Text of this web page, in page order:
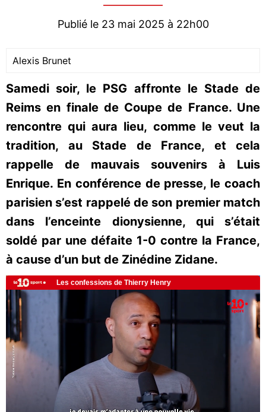
Publié le 23 mai 2025 à 22h00
Alexis Brunet
Samedi soir, le PSG affronte le Stade de
Reims en finale de Coupe de France. Une
rencontre qui aura lieu, comme le veut la
tradition, au Stade de France, et cela
rappelle de mauvais souvenirs à Luis
Enrique. En conférence de presse, le coach
parisien s’est rappelé de son premier match
dans l’enceinte dionysienne, qui s’était
soldé par une défaite 1-0 contre la France,
à cause d’un but de Zinédine Zidane.